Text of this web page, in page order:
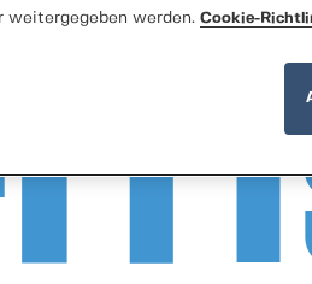
weitergegeben werden. Cookie-